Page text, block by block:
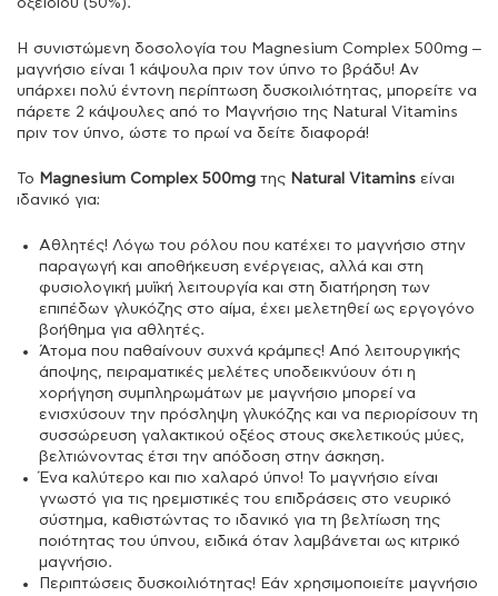
οξειδίου (50%).
Η συνιστώμενη δοσολογία του Magnesium Complex 500mg –
μαγνήσιο είναι 1 κάψουλα πριν τον ύπνο το βράδυ! Αν
υπάρχει πολύ έντονη περίπτωση δυσκοιλιότητας, μπορείτε να
πάρετε 2 κάψουλες από το Μαγνήσιο της Natural Vitamins
πριν τον ύπνο, ώστε το πρωί να δείτε διαφορά!
Το Magnesium Complex 500mg της Natural Vitamins είναι
ιδανικό για:
Αθλητές! Λόγω του ρόλου που κατέχει το μαγνήσιο στην
παραγωγή και αποθήκευση ενέργειας, αλλά και στη
φυσιολογική μυϊκή λειτουργία και στη διατήρηση των
επιπέδων γλυκόζης στο αίμα, έχει μελετηθεί ως εργογόνο
βοήθημα για αθλητές.
Άτομα που παθαίνουν συχνά κράμπες! Από λειτουργικής
άποψης, πειραματικές μελέτες υποδεικνύουν ότι η
χορήγηση συμπληρωμάτων με μαγνήσιο μπορεί να
ενισχύσουν την πρόσληψη γλυκόζης και να περιορίσουν τη
συσσώρευση γαλακτικού οξέος στους σκελετικούς μύες,
βελτιώνοντας έτσι την απόδοση στην άσκηση.
Ένα καλύτερο και πιο χαλαρό ύπνο! Το μαγνήσιο είναι
γνωστό για τις ηρεμιστικές του επιδράσεις στο νευρικό
σύστημα, καθιστώντας το ιδανικό για τη βελτίωση της
ποιότητας του ύπνου, ειδικά όταν λαμβάνεται ως κιτρικό
μαγνήσιο.
Περιπτώσεις δυσκοιλιότητας! Εάν χρησιμοποιείτε μαγνήσιο